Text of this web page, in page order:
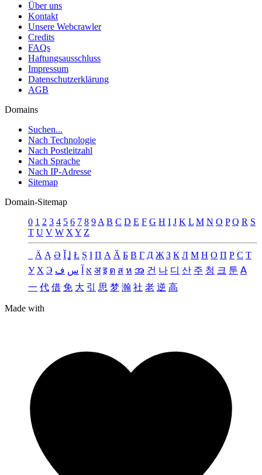
Über uns
Kontakt
Unsere Webcrawler
Credits
FAQs
Haftungsausschluss
Impressum
Datenschutzerklärung
AGB
Domains
Suchen...
Nach Technologie
Nach Postleitzahl
Nach Sprache
Nach IP-Adresse
Sitemap
Domain-Sitemap
0 1 2 3 4 5 6 7 8 9A B C D E F G H I J K L M N O P Q R S
T U V W XY Z
Ä Ą Ə Ǐ Ʝ Ł Ș Ι Π А Ӑ Б В Г Д Җ З К Л М Н О П Р С Т
У Х Э א س ف अ इ ต ส ห အ 건 나 디 산 주 청 크 툰 ꓮ
一 代 借 免 大 引 思 梦 瀚 社 老 逆 高
Made with